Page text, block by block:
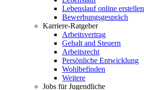
Lebenslauf online erstellen
Bewerbungsgespräch
Karriere-Ratgeber
Arbeitsvertrag
Gehalt and Steuern
Arbeitsrecht
Persönliche Entwicklung
Wohlbefinden
Weitere
Jobs für Jugendliche